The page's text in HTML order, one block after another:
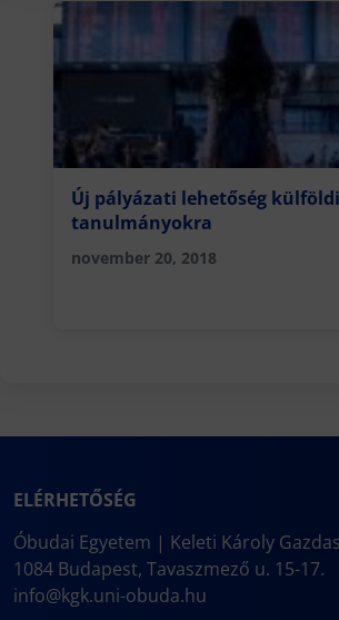
Új pályázati lehetőség külföldi
tanulmányokra
november 20, 2018
ELÉRHETŐSÉG
Óbudai Egyetem | Keleti Károly
1084 Budapest, Tavaszmező u. 15-17.
info@kgk.uni-obuda.hu